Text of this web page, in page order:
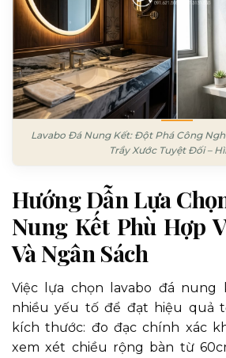
Lavabo Đá Nung Kết: Đột Phá Công
Trầy Xước Tuyệt Đối –
Hướng Dẫn Lựa
Nung Kết Phù Hợp
Và Ngân Sách
Việc lựa chọn lavabo đá nung
nhiều yếu tố để đạt hiệu quả
kích thước: đo đạc chính xác
xem xét chiều rộng bàn từ